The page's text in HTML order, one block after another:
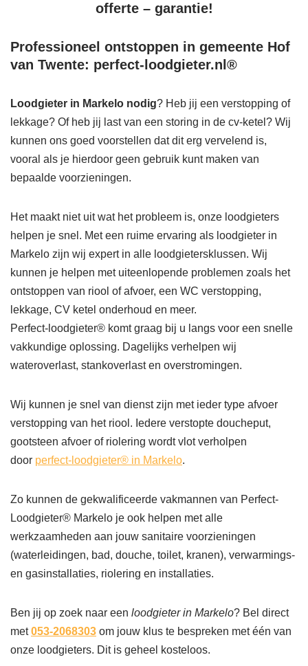
offerte – garantie!
Professioneel ontstoppen in gemeente Hof
van Twente: perfect-loodgieter.nl®
Loodgieter in Markelo nodig? Heb jij een verstopping of
lekkage? Of heb jij last van een storing in de cv-ketel? Wij
kunnen ons goed voorstellen dat dit erg vervelend is,
vooral als je hierdoor geen gebruik kunt maken van
bepaalde voorzieningen.
Het maakt niet uit wat het probleem is, onze loodgieters
helpen je snel. Met een ruime ervaring als loodgieter in
Markelo zijn wij expert in alle loodgietersklussen. Wij
kunnen je helpen met uiteenlopende problemen zoals het
ontstoppen van riool of afvoer, een WC verstopping,
lekkage, CV ketel onderhoud en meer.
Perfect-loodgieter® komt graag bij u langs voor een snelle
vakkundige oplossing. Dagelijks verhelpen wij
wateroverlast, stankoverlast en overstromingen.
Wij kunnen je snel van dienst zijn met ieder type afvoer
verstopping van het riool. Iedere verstopte doucheput,
gootsteen afvoer of riolering wordt vlot verholpen
door perfect-loodgieter® in Markelo.
Zo kunnen de gekwalificeerde vakmannen van Perfect-
Loodgieter® Markelo je ook helpen met alle
werkzaamheden aan jouw sanitaire voorzieningen
(waterleidingen, bad, douche, toilet, kranen), verwarmings-
en gasinstallaties, riolering en installaties.
Ben jij op zoek naar een loodgieter in Markelo? Bel direct
met053-2068303 om jouw klus te bespreken met één van
onze loodgieters. Dit is geheel kosteloos.